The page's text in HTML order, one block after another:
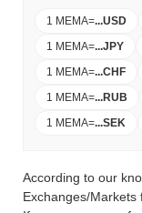
1 MEMA=...USD
1 MEMA=...JPY
1 MEMA=...CHF
1 MEMA=...RUB
1 MEMA=...SEK
According to our
Exchanges/Markets